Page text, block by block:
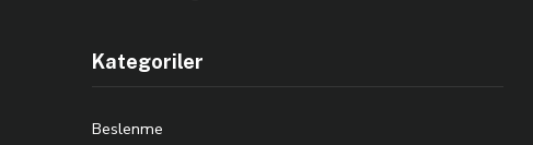
Kategoriler
Beslenme